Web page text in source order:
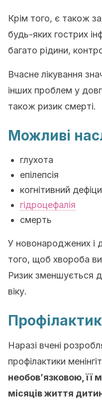
Крім того, є також
будь-яких гострих
багато рідини,
Вчасне лікування
інших проблем у
також ризик смерті.
Можливі
глухота
епілепсія
когнітивний
гідроцефалія
смерть
У новонароджених і
того, щоб хвороба
Ризик зменшується
віку.
Наразі вчені
профілактики
необов’язковою, її
місяців життя